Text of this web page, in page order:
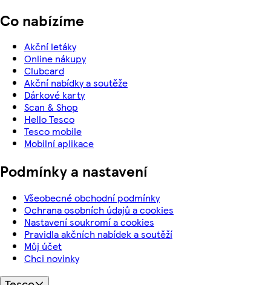
Co nabízíme
Akční letáky
Online nákupy
Clubcard
Akční nabídky a soutěže
Dárkové karty
Scan & Shop
Hello Tesco
Tesco mobile
Mobilní aplikace
Podmínky a nastavení
Všeobecné obchodní podmínky
Ochrana osobních údajů a cookies
Nastavení soukromí a cookies
Pravidla akčních nabídek a soutěží
Můj účet
Chci novinky